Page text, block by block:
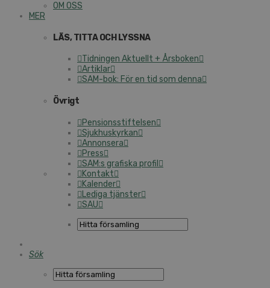
OM OSS
MER
LÄS, TITTA OCH LYSSNA
Tidningen Aktuellt + Årsboken
Artiklar
SAM-bok: För en tid som denna
Övrigt
Pensionsstiftelsen
Sjukhuskyrkan
Annonsera
Press
SAM:s grafiska profil
Kontakt
Kalender
Lediga tjänster
SAU
Sök